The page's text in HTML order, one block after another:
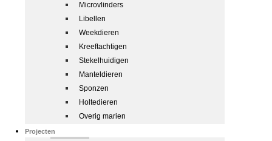
Microvlinders
Libellen
Weekdieren
Kreeftachtigen
Stekelhuidigen
Manteldieren
Sponzen
Holtedieren
Overig marien
Projecten